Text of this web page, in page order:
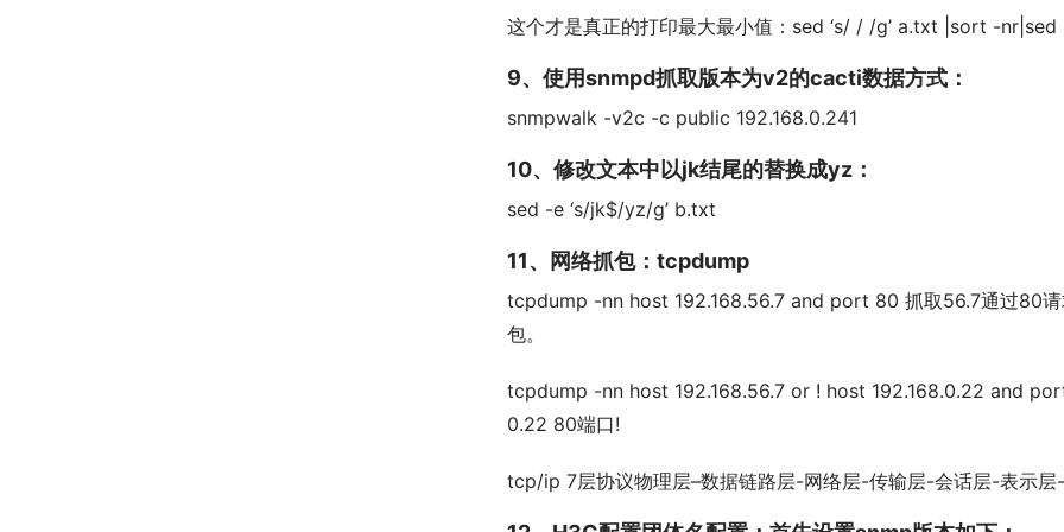
这个才是真正的打印最大最小值：sed ‘s/ / /g’ a.txt |sort -nr|sed
9、使用snmpd抓取版本为v2的cacti数据方式：
snmpwalk -v2c -c public 192.168.0.241
10、修改文本中以jk结尾的替换成yz：
sed -e ‘s/jk$/yz/g’ b.txt
11、网络抓包：tcpdump
tcpdump -nn host 192.168.56.7 and port 80 抓取56.7通过80请
包。
tcpdump -nn host 192.168.56.7 or ! host 192.168.0.22 and
0.22 80端口!
tcp/ip 7层协议物理层–数据链路层-网络层-传输层-会话层-表示层